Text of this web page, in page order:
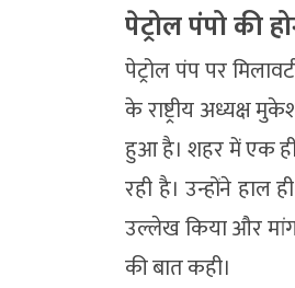
पेट्रोल पंपो की
पेट्रोल पंप पर
के राष्ट्रीय अध्यक्ष
हुआ है। शहर में एक
रही है। उन्होंने हाल
उल्लेख किया और
की बात कही।